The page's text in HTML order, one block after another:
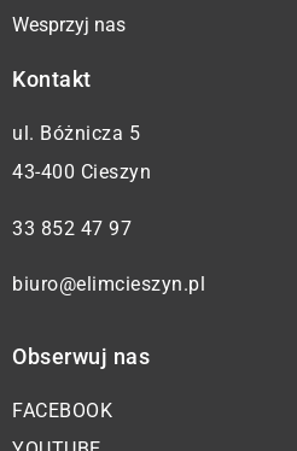
Wesprzyj nas
Kontakt
ul. Bóżnicza 5
43-400 Cieszyn
33 852 47 97
biuro@elimcieszyn.pl
Obserwuj nas
FACEBOOK